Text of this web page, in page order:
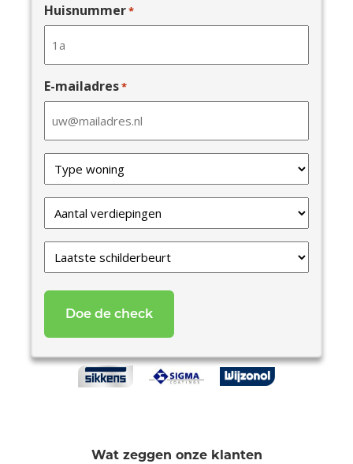
Huisnummer*
E-mailadres*
van
uw
woning
*
Verdiepingen
schilderbeurt
Wat zeggen onze klanten